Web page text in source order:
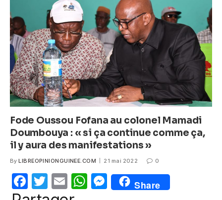
o
k
p
p
g
er
Fode Oussou Fofana au colonel Mamadi
Doumbouya : « si ça continue comme ça,
il y aura des manifestations »
By LIBREOPINIONGUINEE.COM 21 mai 2022 0
F
T
E
W M
Share